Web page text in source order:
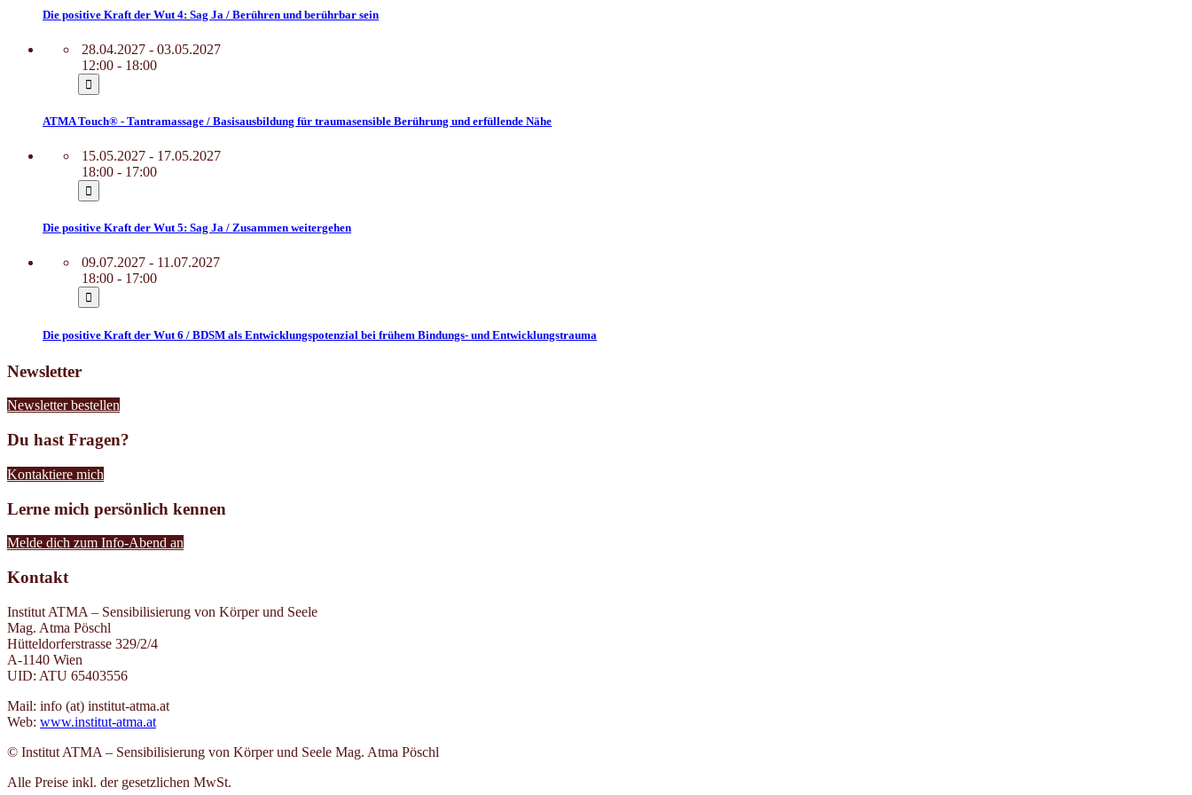
Die positive Kraft der Wut 4: Sag Ja / Berühren und berührbar sein
28.04.2027 - 03.05.2027
12:00 - 18:00
ATMA Touch® - Tantramassage / Basisausbildung für traumasensible Berührung und erfüllende Nähe
15.05.2027 - 17.05.2027
18:00 - 17:00
Die positive Kraft der Wut 5: Sag Ja / Zusammen weitergehen
09.07.2027 - 11.07.2027
18:00 - 17:00
Die positive Kraft der Wut 6 / BDSM als Entwicklungspotenzial bei frühem Bindungs- und Entwicklungstrauma
Newsletter
Newsletter bestellen
Du hast Fragen?
Kontaktiere mich
Lerne mich persönlich kennen
Melde dich zum Info-Abend an
Kontakt
Institut ATMA – Sensibilisierung von Körper und Seele
Mag. Atma Pöschl
Hütteldorferstrasse 329/2/4
A-1140 Wien
UID: ATU 65403556
Mail: info (at) institut-atma.at
Web: www.institut-atma.at
© Institut ATMA – Sensibilisierung von Körper und Seele Mag. Atma Pöschl
Alle Preise inkl. der gesetzlichen MwSt.